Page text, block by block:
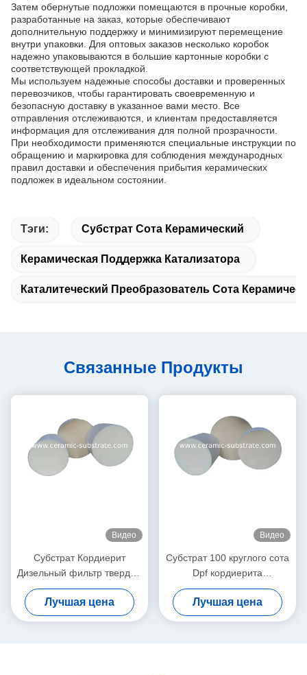
Затем обернутые подложки помещаются в прочные коробки,
разработанные на заказ, которые обеспечивают
дополнительную поддержку и минимизируют перемещение
внутри упаковки. Для оптовых заказов несколько коробок
надежно упаковываются в большие картонные коробки с
соответствующей прокладкой.
Мы используем надежные способы доставки и проверенных
перевозчиков, чтобы гарантировать своевременную и
безопасную доставку в указанное вами место. Все
отправления отслеживаются, и клиентам предоставляется
информация для отслеживания для полной прозрачности.
При необходимости применяются специальные инструкции по
обращению и маркировка для соблюдения международных
правил доставки и обеспечения прибытия керамических
подложек в идеальном состоянии.
Тэги: Субстрат Сота Керамический
Керамическая Поддержка Катализатора
Каталитеческий Преобразователь Сота
Связанные Продукты
Видео
Субстрат Кордиерит
Дизельный фильтр твердых
частиц Белый высокая
пористость
Лучшая цена
Видео
Субстрат 100 круглого сота
Dpf кордиерита
керамический плотность
200 клеток CPSI
Лучшая цена